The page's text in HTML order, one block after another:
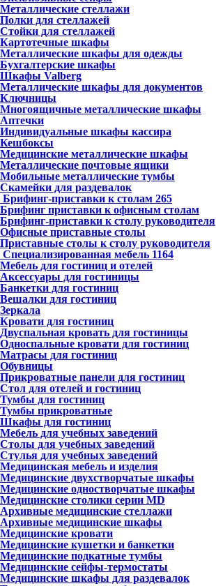
Металлические стеллажи
Полки для стеллажей
Стойки для стеллажей
Картотечные шкафы
Металлические шкафы для одежды
Бухгалтерские шкафы
Шкафы Valberg
Металлические шкафы для документов
Ключницы
Многоящичные металлические шкафы
Аптечки
Индивидуальные шкафы кассира
Кешбоксы
Медицинские металлические шкафы
Металлические почтовые ящики
Мобильные металлические тумбы
Скамейки для раздевалок
Брифинг-приставки к столам 265
Брифинг приставки к офисным столам
Брифинг-приставки к столу руководителя
Офисные приставные столы
Приставные столы к столу руководителя
Специализированная мебель 1164
Мебель для гостиниц и отелей
Аксессуары для гостиницы
Банкетки для гостиниц
Вешалки для гостиниц
Зеркала
Кровати для гостиниц
Двуспальная кровать для гостиницы
Односпальные кровати для гостиниц
Матрасы для гостиниц
Обувницы
Прикроватные панели для гостиниц
Стол для отелей и гостиниц
Тумбы для гостиниц
Тумбы прикроватные
Шкафы для гостиниц
Мебель для учебных заведений
Столы для учебных заведений
Стулья для учебных заведений
Медицинская мебель и изделия
Медицинские двухстворчатые шкафы
Медицинские одностворчатые шкафы
Медицинские столики серии MD
Архивные медицинские стеллажи
Архивные медицинские шкафы
Медицинские кровати
Медицинские кушетки и банкетки
Медицинские подкатные тумбы
Медицинские сейфы-термостаты
Медицинские шкафы для раздевалок